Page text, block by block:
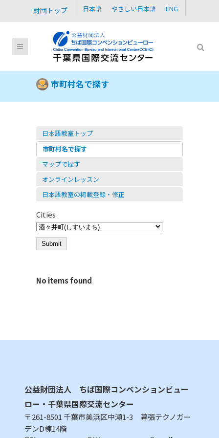
財団トップ 日本語 やさしい日本語 ENG
市町村名で探す
日本語教室トップ
市町村名で探す
マップで探す
オンラインレッスン
日本語教室の掲載登録・修正
Cities
No items found
公益財団法人 ちば国際コンベンションビュー
ロー・千葉県国際交流センター
〒261-8501 千葉市美浜区中瀬1-3 幕張テクノガー
デンD棟14階